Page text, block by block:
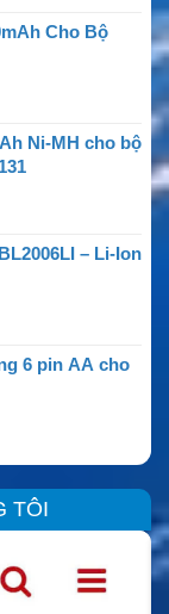
thoại và duy
Khi bão, lũ,
viễn thông,
Cho Bộ
Ni-MH cho bộ
– Li-Ion
6 pin AA cho
TÔI